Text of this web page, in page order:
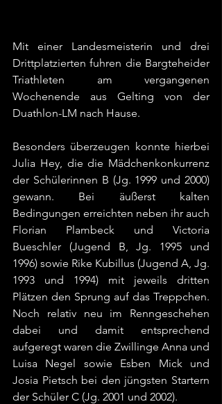
Mit einer Landesmeisterin und drei
Drittplatzierten fuhren die Bargteheider
Triathleten am vergangenen
Wochenende aus Gelting von der
Duathlon-LM nach Hause.
Besonders überzeugen konnte hierbei
Julia Hey, die die Mädchenkonkurrenz
der Schülerinnen B (Jg. 1999 und 2000)
gewann. Bei äußerst kalten
Bedingungen erreichten neben ihr auch
Florian Plambeck und Victoria
Bueschler (Jugend B, Jg. 1995 und
1996) sowie Rike Kubillus (Jugend A, Jg.
1993 und 1994) mit jeweils dritten
Plätzen den Sprung auf das Treppchen.
Noch relativ neu im Renngeschehen
dabei und damit entsprechend
aufgeregt waren die Zwillinge Anna und
Luisa Negel sowie Esben Mick und
Josia Pietsch bei den jüngsten Startern
der Schüler C (Jg. 2001 und 2002).